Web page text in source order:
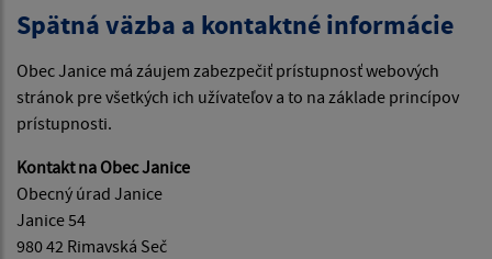
Spätná väzba a kontaktné informácie
Obec Janice má záujem zabezpečiť prístupnosť webových
stránok pre všetkých ich užívateľov a to na základe princípov
prístupnosti.
Kontakt na Obec Janice
Obecný úrad Janice
Janice 54
980 42 Rimavská Seč